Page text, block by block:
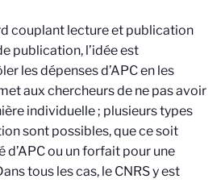
couplant lecture et publication
publication, l’idée est
les dépenses d’APC en les
aux chercheurs de ne pas avoir
individuelle ; plusieurs types
sont possibles, que ce soit
d’APC ou un forfait pour une
tous les cas, le CNRS y est